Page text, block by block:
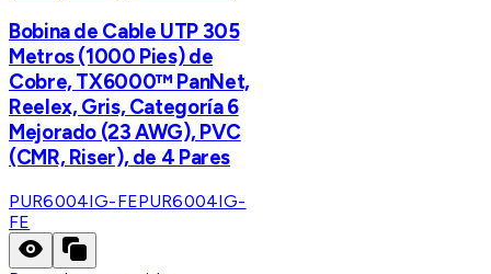
Bobina de Cable UTP 305
Metros (1000 Pies) de
Cobre, TX6000™ PanNet,
Reelex, Gris, Categoría 6
Mejorado (23 AWG), PVC
(CMR, Riser), de 4 Pares
PUR6004IG-FEPUR6004IG-
FE